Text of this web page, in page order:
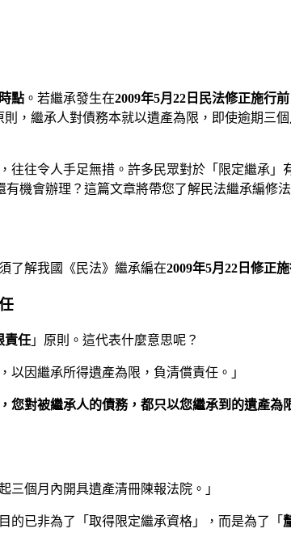
點 。若繼承發生在2009年5月22日民法修正施行前
，繼承人對債務本就以遺產為限，即使逾期三個
往令人手足無措。許多民眾對於「限定繼承
機會辦理？這篇文章將帶您了解民法繼承編修
了解我國《民法》繼承編在2009年5月22日修正
責任 」原則。這代表什麼意思呢？
以因繼承所得遺產為限，負清償責任。」
您對被繼承人的債務，都只以您繼承到的遺產為
三個月內開具遺產清冊陳報法院。」
的已非為了「取得限定繼承資格」，而是為了「